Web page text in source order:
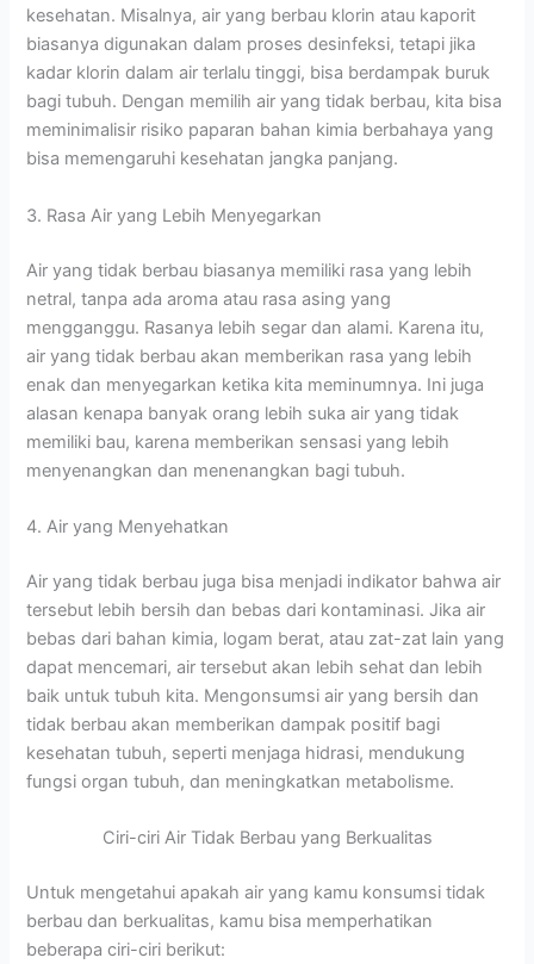
kesehatan. Misalnya, air yang berbau klorin atau kaporit
biasanya digunakan dalam proses desinfeksi, tetapi jika
kadar klorin dalam air terlalu tinggi, bisa berdampak buruk
bagi tubuh. Dengan memilih air yang tidak berbau, kita bisa
meminimalisir risiko paparan bahan kimia berbahaya yang
bisa memengaruhi kesehatan jangka panjang.
3. Rasa Air yang Lebih Menyegarkan
Air yang tidak berbau biasanya memiliki rasa yang lebih
netral, tanpa ada aroma atau rasa asing yang
mengganggu. Rasanya lebih segar dan alami. Karena itu,
air yang tidak berbau akan memberikan rasa yang lebih
enak dan menyegarkan ketika kita meminumnya. Ini juga
alasan kenapa banyak orang lebih suka air yang tidak
memiliki bau, karena memberikan sensasi yang lebih
menyenangkan dan menenangkan bagi tubuh.
4. Air yang Menyehatkan
Air yang tidak berbau juga bisa menjadi indikator bahwa air
tersebut lebih bersih dan bebas dari kontaminasi. Jika air
bebas dari bahan kimia, logam berat, atau zat-zat lain yang
dapat mencemari, air tersebut akan lebih sehat dan lebih
baik untuk tubuh kita. Mengonsumsi air yang bersih dan
tidak berbau akan memberikan dampak positif bagi
kesehatan tubuh, seperti menjaga hidrasi, mendukung
fungsi organ tubuh, dan meningkatkan metabolisme.
Ciri-ciri Air Tidak Berbau yang Berkualitas
Untuk mengetahui apakah air yang kamu konsumsi tidak
berbau dan berkualitas, kamu bisa memperhatikan
beberapa ciri-ciri berikut: